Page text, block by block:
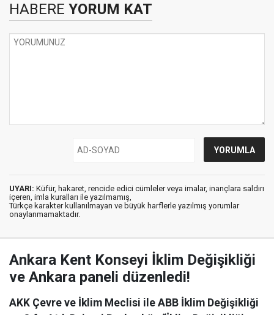
HABERE YORUM KAT
UYARI: Küfür, hakaret, rencide edici cümleler veya imalar, inançlara saldırı
içeren, imla kuralları ile yazılmamış,
Türkçe karakter kullanılmayan ve büyük harflerle yazılmış yorumlar
onaylanmamaktadır.
Ankara Kent Konseyi İklim Değişikliği
ve Ankara paneli düzenledi!
AKK Çevre ve İklim Meclisi ile ABB İklim Değişikliği